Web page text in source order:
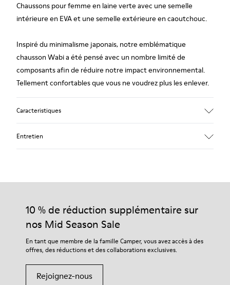
Chaussons pour femme en laine verte avec une semelle
intérieure en EVA et une semelle extérieure en caoutchouc.
Inspiré du minimalisme japonais, notre emblématique
chausson Wabi a été pensé avec un nombre limité de
composants afin de réduire notre impact environnemental.
Tellement confortables que vous ne voudrez plus les enlever.
Caracteristiques
EVA
Doublure
Polyester recyclé
Entretien
Nos chaussures sont confectionnées à partir de matières haut
produits d’entretien adaptés garantira la protection et la
durabilité accrue de vos chaussures.
Pour obtenir des instructions détaillées sur l’entretien de
votre paire de chaussures, consultez notreguide d’entretien
10 % de réduction supplémentaire sur
nos Mid Season Sale
En tant que membre de la famille Camper, vous avez accès à des
offres, des réductions et des collaborations exclusives.
Rejoignez-nous